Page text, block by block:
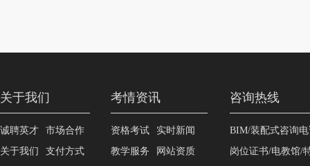
关于我们
诚聘英才
关于我们
市场合作
支付方式
考情资讯
资格考试
教学服务
实时新闻
网站资质
咨询热线
BIM/装配式咨询电
岗位证书/电教馆/